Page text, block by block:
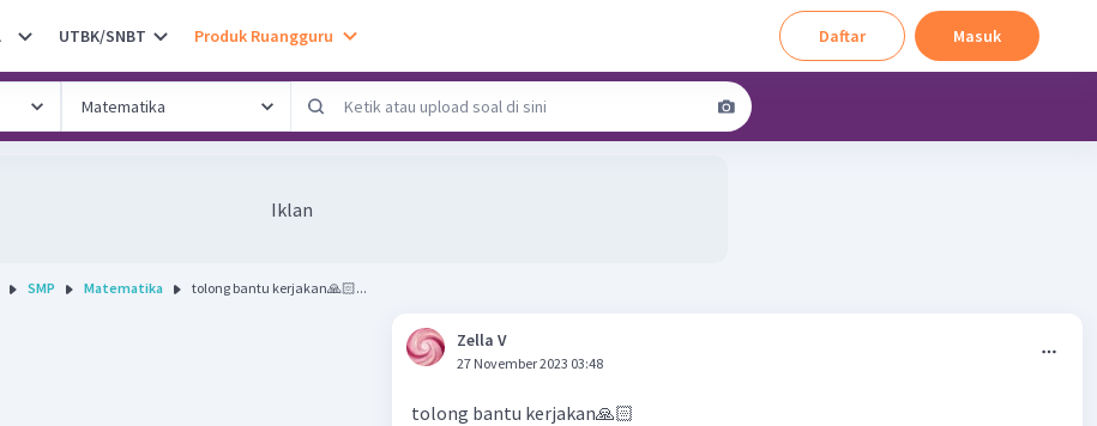
UTBK/SNBT Produk Ruangguru Daftar Masuk
Iklan
SMP Matematika tolong bantu kerjakan🙏🏻...
Zella V
27 November 2023 03:48
tolong bantu kerjakan🙏🏻